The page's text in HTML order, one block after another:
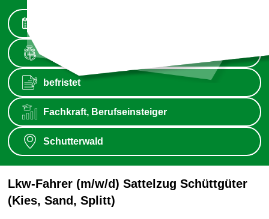
befristet
Fachkraft, Berufseinsteiger
Schutterwald
Lkw-Fahrer (m/w/d) Sattelzug Schüttgüter
(Kies, Sand, Splitt)